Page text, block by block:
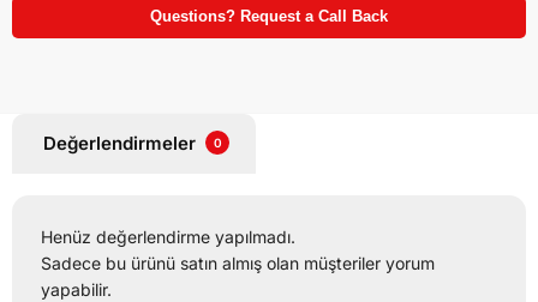
Questions? Request a Call Back
Değerlendirmeler 0
Henüz değerlendirme yapılmadı.
Sadece bu ürünü satın almış olan müşteriler yorum
yapabilir.